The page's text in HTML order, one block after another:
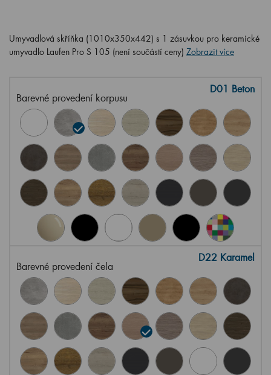
Umyvadlová skříňka (1010x350x442) s 1 zásuvkou pro keramické
umyvadlo Laufen Pro S 105 (není součástí ceny) Zobrazit více
Barevné provedení korpusu
D01 Beton
Barevné provedení čela
D22 Karamel